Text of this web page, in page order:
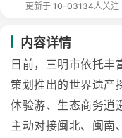
更新于 10-03134人关注
内容详情
日前，三明市依托丰
策划推出的世界遗产
体验游、生态商务逍
主动对接闽北、闽南